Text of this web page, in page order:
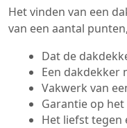
Het vinden van een
van een aantal
Dat de
Een dakdekker
Vakwerk van
Garantie op
Het liefst tegen